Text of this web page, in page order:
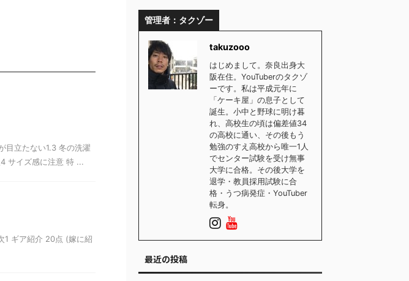
目立たない1.3 冬の洗濯
サイズ感に注意 特 ...
ギア紹介 20点 (嫁に紹
管理者：タクゾー
takuzooo
はじめまして。奈良出身大
阪在住。YouTuberのタクゾ
ーです。私は平成元年に
「ケーキ屋」の息子として
誕生。小中と野球に明け暮
れ、高校生の頃は偏差値34
の高校に通い、その後もう
勉強のすえ高校から唯一1人
でセンター試験を受け無事
大学に合格。その後大学を
退学・教員採用試験に合
格・うつ病発症・YouTuber
転身。
最近の投稿